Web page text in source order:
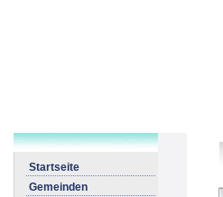
Startseite
Gemeinden